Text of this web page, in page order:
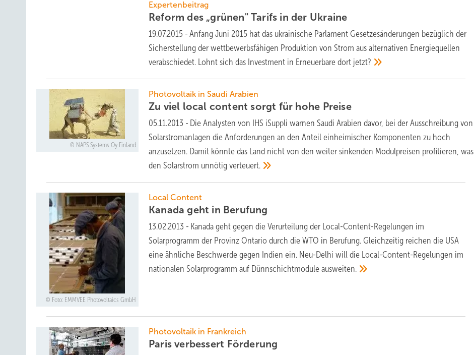
Expertenbeitrag
Reform des „grünen" Tarifs in der Ukraine
19.07.2015 - Anfang Juni 2015 hat das ukrainische Parlament Gesetzesänderungen bezüglich der
Sicherstellung der wettbewerbsfähigen Produktion von Strom aus alternativen Energiequellen
verabschiedet. Lohnt sich das Investment in Erneuerbare dort jetzt?
NAPS Systems Oy Finland
Photovoltaik in Saudi Arabien
Zu viel local content sorgt für hohe Preise
05.11.2013 - Die Analysten von IHS iSuppli warnen Saudi Arabien davor, bei der Ausschreibung von
Solarstromanlagen die Anforderungen an den Anteil einheimischer Komponenten zu hoch
anzusetzen. Damit könnte das Land nicht von den weiter sinkenden Modulpreisen profitieren, was
den Solarstrom unnötigverteuert.
Foto: EMMVEE Photovoltaics GmbH
Local Content
Kanada geht in Berufung
13.02.2013 - Kanada geht gegen die Verurteilung der Local-Content-Regelungen im
Solarprogramm der Provinz Ontario durch die WTO in Berufung. Gleichzeitig reichen die USA
eine ähnliche Beschwerde gegen Indien ein. Neu-Delhi will die Local-Content-Regelungen im
nationalen Solarprogramm auf Dünnschichtmoduleausweiten.
Photovoltaik in Frankreich
Paris verbessert Förderung